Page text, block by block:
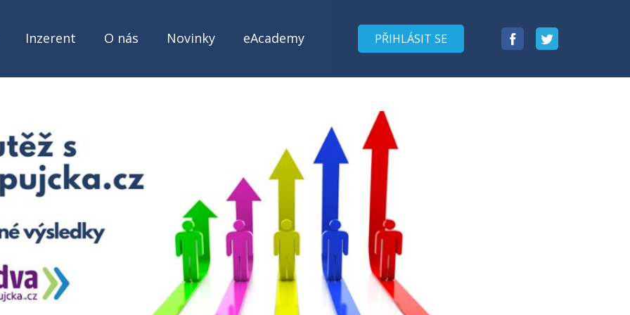
Inzerent O nás Novinky eAcademy PŘIHLÁSIT SE FacebookTwitter